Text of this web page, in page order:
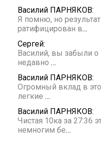
Василий ПАРНЯКОВ:
Я помню, но
ратифицирован в…
Сергей:
Василий, вы забыли о
недавно …
Василий ПАРНЯКОВ:
Огромный вклад в
легкие …
Василий ПАРНЯКОВ:
Чистая 10ка за 27:36
немногим бе…